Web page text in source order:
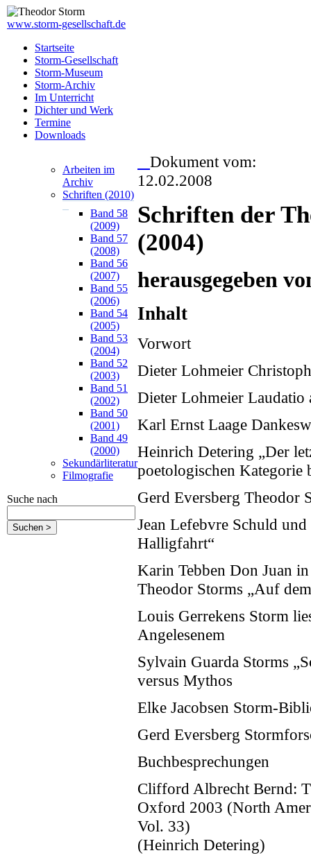
www.storm-gesellschaft.de
Startseite
Storm-Gesellschaft
Storm-Museum
Storm-Archiv
Im Unterricht
Dichter und Werk
Termine
Downloads
Arbeiten im
Archiv
Schriften (2010)
Band 58
(2009)
Band 57
(2008)
Band 56
(2007)
Band 55
(2006)
Band 54
(2005)
Band 53
(2004)
Band 52
(2003)
Band 51
(2002)
Band 50
(2001)
Band 49
(2000)
Sekundärliteratur
Filmografie
Suche nach
Dokument vom:
12.02.2008
Schriften der
(2004)
herausgegeben
Inhalt
Vorwort
Dieter Lohmeier
Dieter Lohmeier Laudatio
Karl Ernst Laage
Heinrich Detering „Der
poetologischen Kategorie
Gerd Eversberg Theodor
Jean Lefebvre Schuld
Halligfahrt“
Karin Tebben Don Juan
Theodor Storms „Auf
Louis Gerrekens Storm
Angelesenem
Sylvain Guarda Storms
versus Mythos
Elke Jacobsen Storm-
Gerd Eversberg
Buchbesprechungen
Clifford Albrecht Bernd:
Oxford 2003 (North
Vol. 33)
(Heinrich Detering)